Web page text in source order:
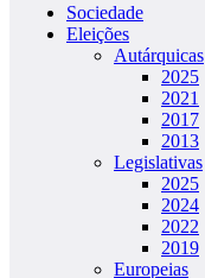
Sociedade
Eleições
Autárquicas
2025
2021
2017
2013
Legislativas
2025
2024
2022
2019
Europeias